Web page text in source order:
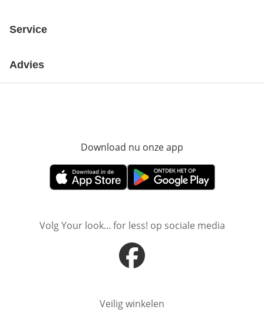
Service
Advies
Download nu onze app
Opent in nieuw vensterOpent in nieuw venster
Volg Your look... for less! op sociale media
Opent in nieuw venster
Veilig winkelen